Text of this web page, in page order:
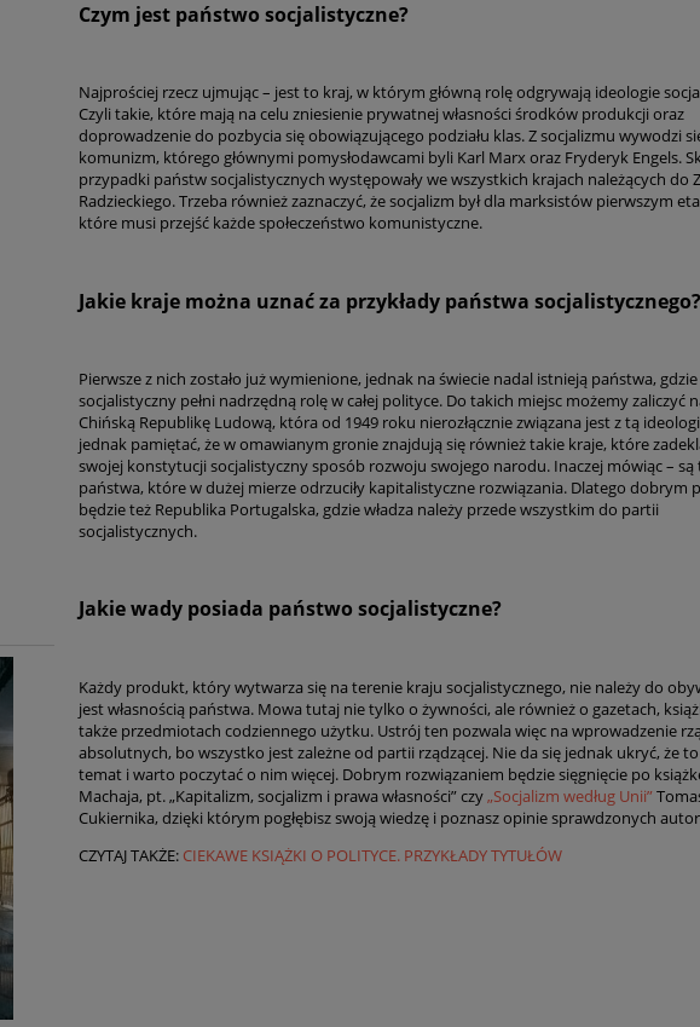
Czym jest państwo socjalistyczne?
Najprościej rzecz ujmując – jest to kraj, w którym główną rolę odgrywają ideologie
Czyli takie, które mają na celu zniesienie prywatnej własności środków produkcji oraz
doprowadzenie do pozbycia się obowiązującego podziału klas. Z socjalizmu wywodzi
komunizm, którego głównymi pomysłodawcami byli Karl Marx oraz Fryderyk Engels.
przypadki państw socjalistycznych występowały we wszystkich krajach należących do
Radzieckiego. Trzeba również zaznaczyć, że socjalizm był dla marksistów pierwszym
które musi przejść każde społeczeństwo komunistyczne.
Jakie kraje można uznać za przykłady państwa socjalistycznego?
Pierwsze z nich zostało już wymienione, jednak na świecie nadal istnieją państwa,
socjalistyczny pełni nadrzędną rolę w całej polityce. Do takich miejsc możemy zaliczyć
Chińską Republikę Ludową, która od 1949 roku nierozłącznie związana jest z tą
jednak pamiętać, że w omawianym gronie znajdują się również takie kraje, które
swojej konstytucji socjalistyczny sposób rozwoju swojego narodu. Inaczej mówiąc – są
państwa, które w dużej mierze odrzuciły kapitalistyczne rozwiązania. Dlatego dobrym
będzie też Republika Portugalska, gdzie władza należy przede wszystkim do partii
socjalistycznych.
Jakie wady posiada państwo socjalistyczne?
Każdy produkt, który wytwarza się na terenie kraju socjalistycznego, nie należy do
jest własnością państwa. Mowa tutaj nie tylko o żywności, ale również o gazetach,
także przedmiotach codziennego użytku. Ustrój ten pozwala więc na wprowadzenie
absolutnych, bo wszystko jest zależne od partii rządzącej. Nie da się jednak ukryć, że
temat i warto poczytać o nim więcej. Dobrym rozwiązaniem będzie sięgnięcie po
Machaja, pt. „Kapitalizm, socjalizm i prawa własności” czy„Socjalizm według Unii”
Cukiernika, dzięki którym pogłębisz swoją wiedzę i poznasz opinie sprawdzonych
CZYTAJ TAKŻE: CIEKAWE KSIĄŻKI O POLITYCE. PRZYKŁADY TYTUŁÓW
Dzieje sprawy
Polsce – Antoni